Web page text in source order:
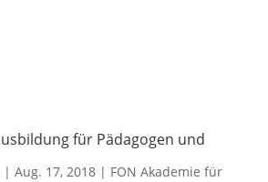
für Pädagogen und
| Aug. 17, 2018| FON Akademie für